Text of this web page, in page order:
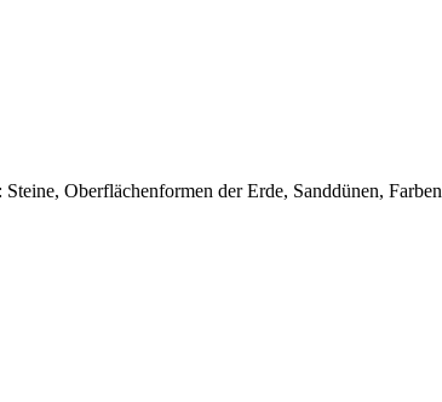
Oberflächenformen der Erde, Sanddünen, Farben